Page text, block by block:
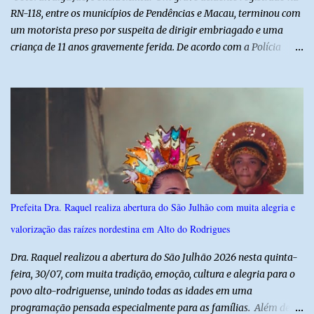
RN-118, entre os municípios de Pendências e Macau, terminou com
um motorista preso por suspeita de dirigir embriagado e uma
criança de 11 anos gravemente ferida. De acordo com a Polícia
autuado em flagrante. O exame pericial para confirmar a
concentração de álcool no organismo ainda está em andamento. A
vítima é um menino de 11 anos, que sofreu ferimentos graves no
acidente. Após os primeiros atendimentos, ele foi entubado e
transferido pelo helicóptero Potiguar 02 para o Hospital
Monsenhor Walfredo Gurgel, em Natal, onde permanece internado
Polícia Militar, a criança é filha de um policial militar. PM reforça
alerta sobre álcool e direção Em nota, a Polícia Militar manifestou
Prefeita Dra. Raquel realiza abertura do São Julhão com muita alegria e
valorização das raízes nordestina em Alto do Rodrigues
Dra. Raquel realizou a abertura do São Julhão 2026 nesta quinta-
feira, 30/07, com muita tradição, emoção, cultura e alegria para o
povo alto-rodriguense, unindo todas as idades em uma
programação pensada especialmente para as famílias. Além de